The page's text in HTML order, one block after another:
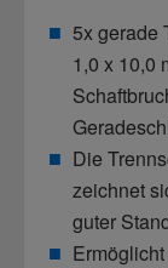
5x gerade
1,0 x 10,0
Die
zeichnet
guter